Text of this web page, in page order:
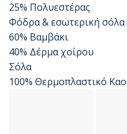
25% Πολυεστέρας
Φόδρα & εσωτερική σόλα
60% Βαμβάκι
40% Δέρμα χοίρου
Σόλα
100% Θερμοπλαστικό